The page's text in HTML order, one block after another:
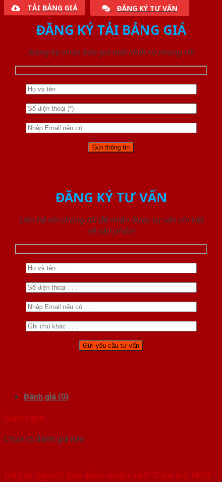
TẢI BẢNG GIÁ ĐĂNG KÝ TƯ VẤN
ĐĂNG KÝ TẢI BẢNG GIÁ
Đăng ký nhận báo giá mới nhất từ chúng tôi
ĐĂNG KÝ TƯ VẤN
Liên hệ với chúng tôi để nhận được tư vấn chi tiết
về sản phẩm
Đánh giá (0)
Đánh giá
Chưa có đánh giá nào.
Hãy là người đầu tiên nhận xét “Cửa Gỗ MDF